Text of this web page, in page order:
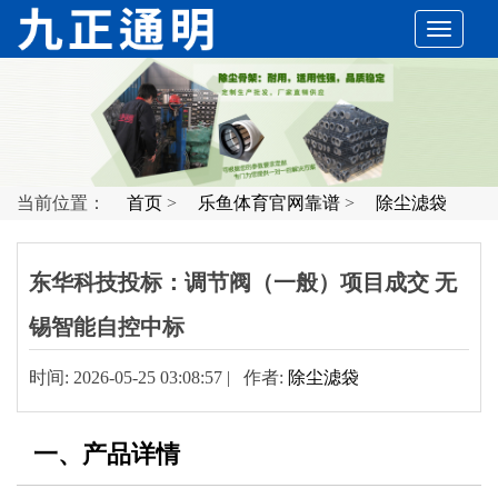
切
导
当前位置： 首页 > 乐鱼体育官网靠谱 > 除尘滤袋
东华科技投标：调节阀（一般）项目成交 无
锡智能自控中标
时间: 2026-05-25 03:08:57 | 作者: 除尘滤袋
一、产品详情